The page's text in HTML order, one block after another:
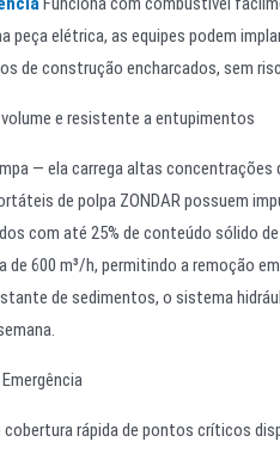
peça elétrica, as equipes podem
de construção encharcados, sem
e resistente a entupimentos
— ela carrega altas
de polpa ZONDAR possuem
com até 25% de conteúdo sólido
600 m³/h, permitindo a remoção
de sedimentos, o sistema
rápida de pontos críticos